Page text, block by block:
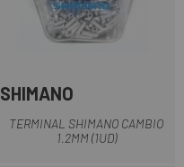
SHIMANO
TERMINAL SHIMANO CAMBIO
1.2MM (1UD)